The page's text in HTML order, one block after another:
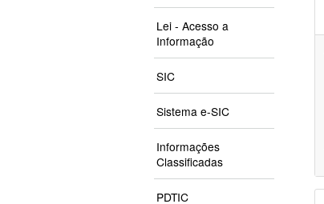
Lei - Acesso a
Informação
SIC
Sistema e-SIC
Informações
Classificadas
PDTIC